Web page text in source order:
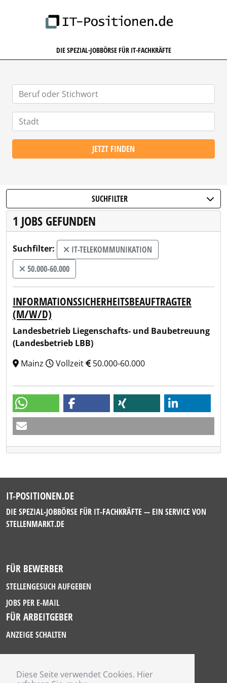
Diese Seite verwendet Cookies. Hier
DIE SPEZIAL-JOBBÖRSE FÜR IT-FACHKRÄFTE
JETZT FINDEN
SUCHFILTER
1 JOBS GEFUNDEN
Suchfilter:
IT-TELEKOMMUNIKATION
50.000-60.000
INFORMATIONSSICHERHEITSBEAUFTRAGTER
(M/W/D)
Landesbetrieb Liegenschafts- und Baubetreuung
(Landesbetrieb LBB)
Mainz
Vollzeit 50.000-60.000
IT-POSITIONEN.DE
DIE SPEZIAL-JOBBÖRSE FÜR IT-FACHKRÄFTE — EIN SERVICE VON
STELLENMARKT.DE
FÜR BEWERBER
STELLENGESUCH AUFGEBEN
JOBS PER E-MAIL
FÜR ARBEITGEBER
ANZEIGE SCHALTEN
IMPRESSUM